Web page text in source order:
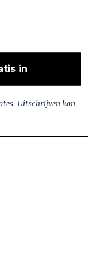
Uitschrijven kan